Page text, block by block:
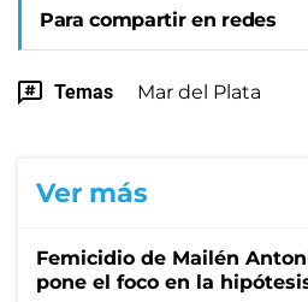
Para compartir en redes
Temas Mar del Plata
Ver más
Femicidio de Mailén
pone el foco en la